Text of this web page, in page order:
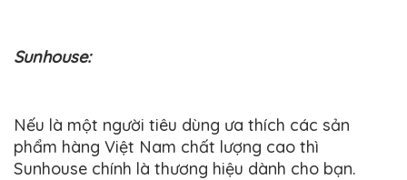
Sunhouse:
Nếu là một người tiêu dùng ưa thích các sản
phẩm hàng Việt Nam chất lượng cao thì
Sunhouse chính là thương hiệu dành cho bạn.